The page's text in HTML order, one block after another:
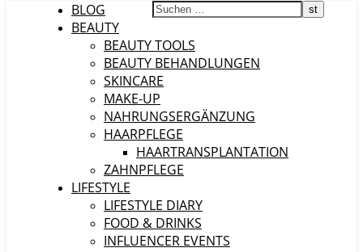
BLOG
BEAUTY
BEAUTY TOOLS
BEAUTY BEHANDLUNGEN
SKINCARE
MAKE-UP
NAHRUNGSERGÄNZUNG
HAARPFLEGE
HAARTRANSPLANTATION
ZAHNPFLEGE
LIFESTYLE
LIFESTYLE DIARY
FOOD & DRINKS
INFLUENCER EVENTS